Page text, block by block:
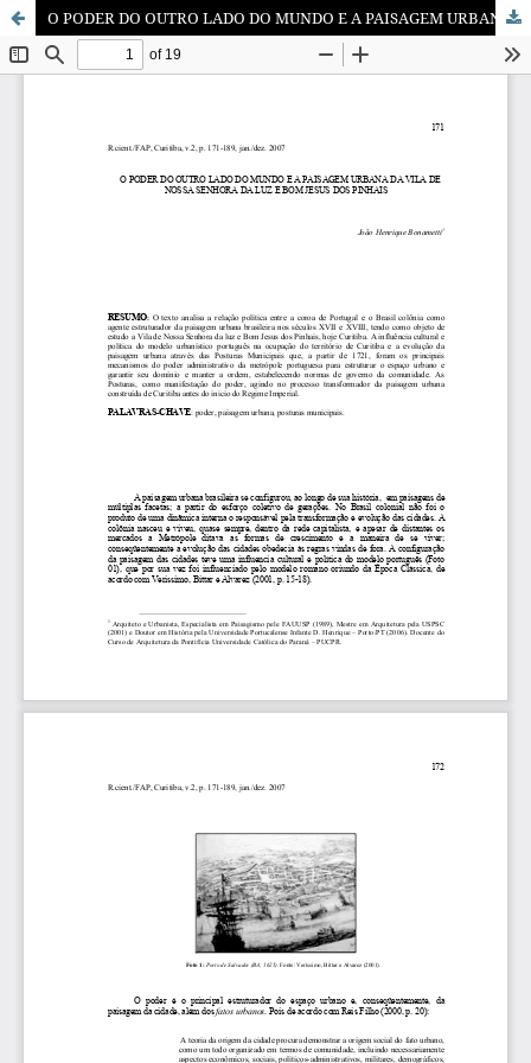
O PODER DO OUTRO LADO DO MUNDO E A PAISAGEM URBANA DA VILA DE NOSSA SENHORA DA LUZ E BOM JESUS DOS PINHAIS